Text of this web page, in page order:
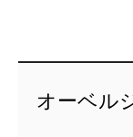
オーベル